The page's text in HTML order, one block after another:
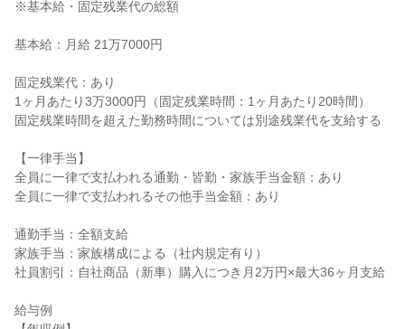
※基本給・固定残業代の総額
基本給：月給 21万7000円
固定残業代：あり
1ヶ月あたり3万3000円（固定残業時間：1ヶ月あたり20時間）
固定残業時間を超えた勤務時間については別途残業代を支給する
【一律手当】
全員に一律で支払われる通勤・皆勤・家族手当金額：あり
全員に一律で支払われるその他手当金額：あり
通勤手当：全額支給
家族手当：家族構成による（社内規定有り）
社員割引：自社商品（新車）購入につき月2万円×最大36ヶ月支給
給与例